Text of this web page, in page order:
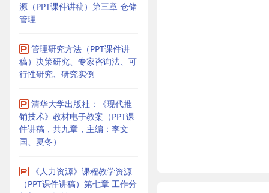
源（PPT课件讲稿）第三章 仓储
管理
管理研究方法（PPT课件讲
稿）决策研究、专家咨询法、可
行性研究、研究实例
清华大学出版社：《现代推
销技术》教材电子教案（PPT课
件讲稿，共九章，主编：李文
国、夏冬）
《人力资源》课程教学资源
（PPT课件讲稿）第七章 工作分